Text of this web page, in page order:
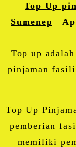
Top Up
Sumenep
Top up
pinjaman
Top Up
pemberian
memiliki